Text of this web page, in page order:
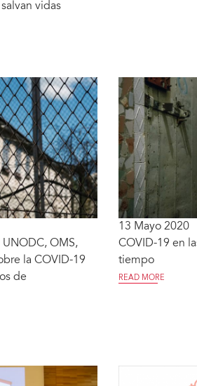
vidas
OMS,
la COVID-19
de
13 Mayo 2020
COVID-19 en
tiempo
READ MORE